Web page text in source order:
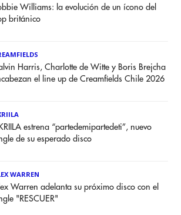
Williams: la evolución de un ícono del
británico
Harris, Charlotte de Witte y Boris Brejcha
el line up de Creamfields Chile 2026
estrena “partedemipartedeti”, nuevo
de su esperado disco
WARREN
Warren adelanta su próximo disco con el
"RESCUER"